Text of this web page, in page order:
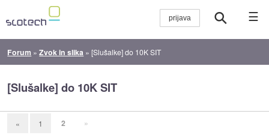
☰
Forum »Zvok in slika »[Slušalke] do 10K SIT
[Slušalke] do 10K SIT
« 1 2 »